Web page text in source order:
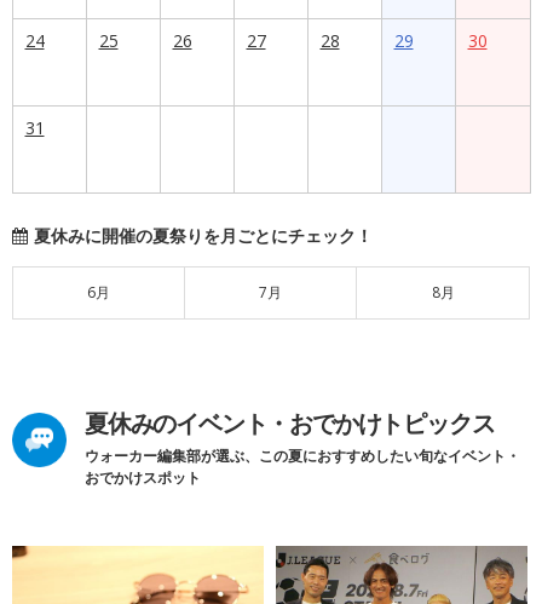
24 25 26 27 28 29 30
31
夏休みに開催の夏祭りを月ごとにチェック！
6月 7月 8月
夏休みのイベント・おでかけトピックス
ウォーカー編集部が選ぶ、この夏におすすめしたい旬なイベント・
おでかけスポット